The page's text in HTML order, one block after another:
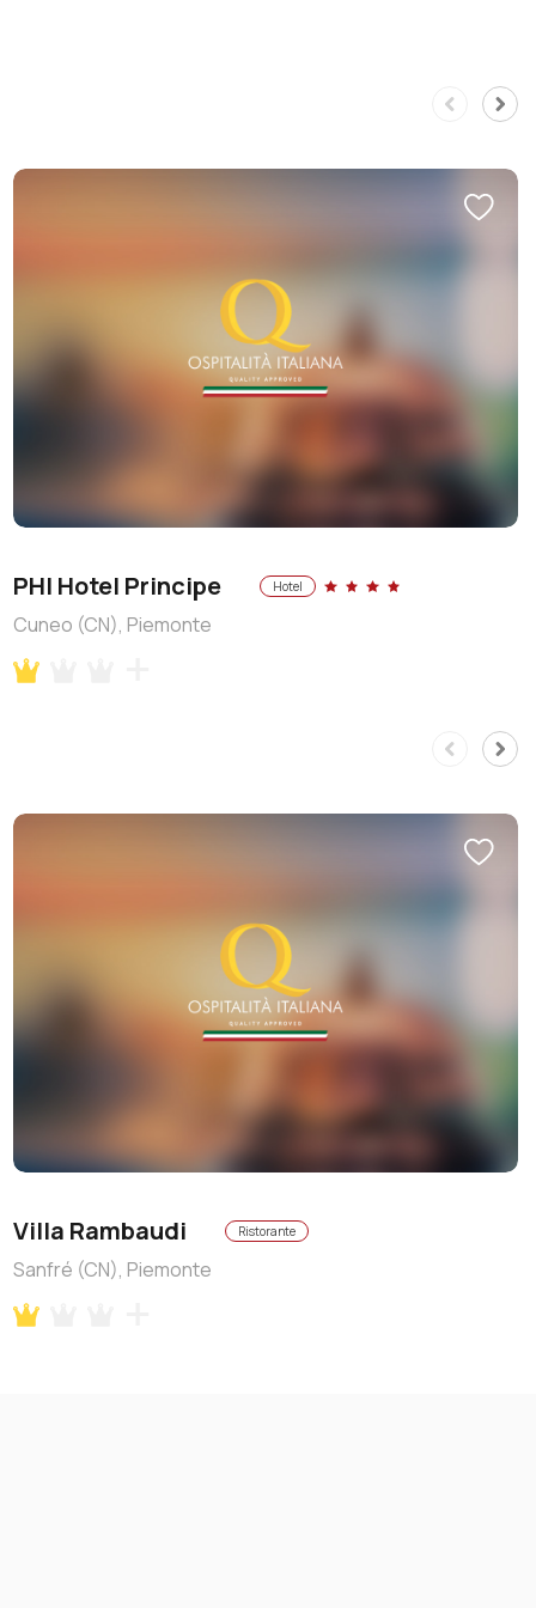
PHI Hotel Principe Hotel
Cuneo (CN), Piemonte
Villa Rambaudi Ristorante
Sanfré (CN), Piemonte